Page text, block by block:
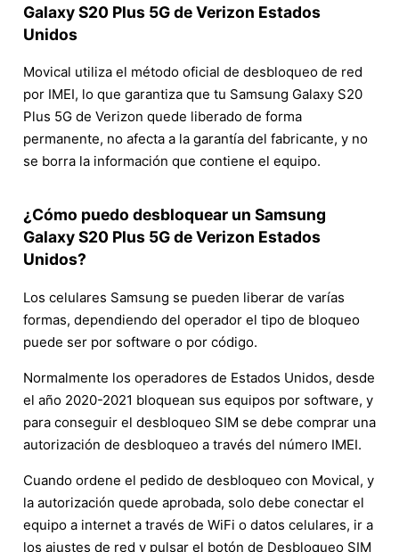
Galaxy S20 Plus 5G de Verizon Estados
Unidos
Movical utiliza el método oficial de desbloqueo de red
por IMEI, lo que garantiza que tu Samsung Galaxy S20
Plus 5G de Verizon quede liberado de forma
permanente, no afecta a la garantía del fabricante, y no
se borra la información que contiene el equipo.
¿Cómo puedo desbloquear un Samsung
Galaxy S20 Plus 5G de Verizon Estados
Unidos?
Los celulares Samsung se pueden liberar de varías
formas, dependiendo del operador el tipo de bloqueo
puede ser por software o por código.
Normalmente los operadores de Estados Unidos, desde
el año 2020-2021 bloquean sus equipos por software, y
para conseguir el desbloqueo SIM se debe comprar una
autorización de desbloqueo a través del número IMEI.
Cuando ordene el pedido de desbloqueo con Movical, y
la autorización quede aprobada, solo debe conectar el
equipo a internet a través de WiFi o datos celulares, ir a
los ajustes de red y pulsar el botón de Desbloqueo SIM